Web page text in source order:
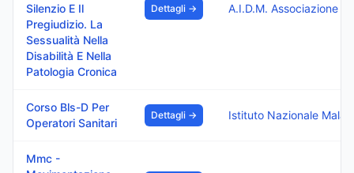
Silenzio E Il
Pregiudizio. La
Sessualità Nella
Disabilità E Nella
Patologia Cronica
Dettagli →
Corso Bls-D Per
Operatori Sanitari
Dettagli →
Mmc -